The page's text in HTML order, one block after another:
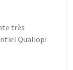
très
Qualiopi